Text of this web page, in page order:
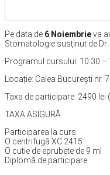
Pe data de 6 Noiembrieva
Stomatologie susținut de Dr.
Programul cursului: 10:30 –
Locație: Calea București nr.
Taxa de participare: 2490 lei
TAXA ASIGURĂ:
Participarea la curs
O centrifugă XC 2415
O cutie de eprubete de 9 ml
Diplomă de participare